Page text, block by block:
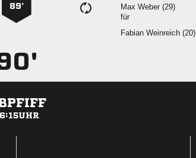
89’
  
für
  